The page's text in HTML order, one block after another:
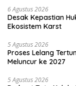
6 Agustus 2026
Desak Kepastian
Ekosistem Karst
5 Agustus 2026
Proses Lelang
Meluncur ke 2027
5 Agustus 2026